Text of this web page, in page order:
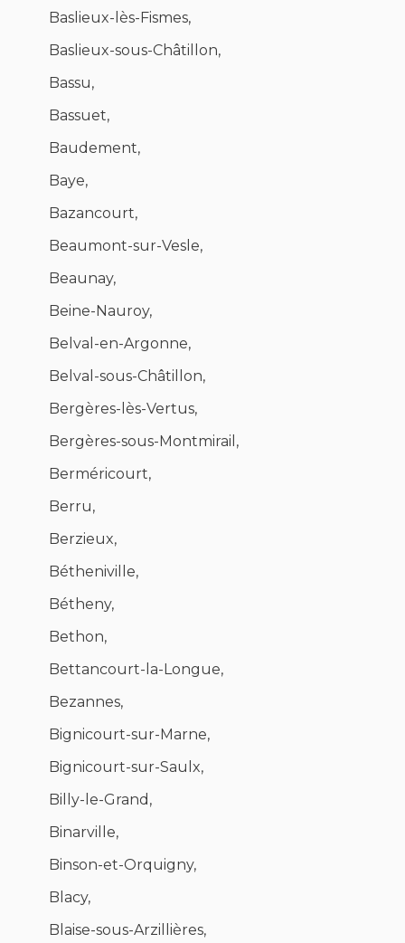
Baslieux-lès-Fismes,
Baslieux-sous-Châtillon,
Bassu,
Bassuet,
Baudement,
Baye,
Bazancourt,
Beaumont-sur-Vesle,
Beaunay,
Beine-Nauroy,
Belval-en-Argonne,
Belval-sous-Châtillon,
Bergères-lès-Vertus,
Bergères-sous-Montmirail,
Berméricourt,
Berru,
Berzieux,
Bétheniville,
Bétheny,
Bethon,
Bettancourt-la-Longue,
Bezannes,
Bignicourt-sur-Marne,
Bignicourt-sur-Saulx,
Billy-le-Grand,
Binarville,
Binson-et-Orquigny,
Blacy,
Blaise-sous-Arzillières,